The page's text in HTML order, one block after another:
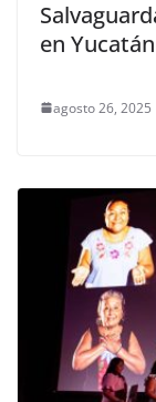
en Yucatán
agosto 26, 2025